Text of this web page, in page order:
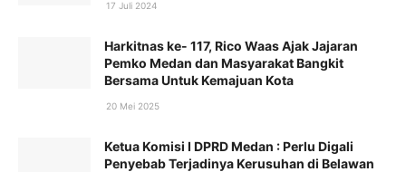
17 Juli 2024
Harkitnas ke- 117, Rico Waas Ajak Jajaran
Pemko Medan dan Masyarakat Bangkit
Bersama Untuk Kemajuan Kota
20 Mei 2025
Ketua Komisi I DPRD Medan : Perlu Digali
Penyebab Terjadinya Kerusuhan di Belawan